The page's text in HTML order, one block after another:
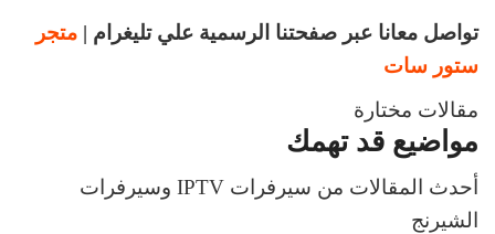
تواصل معانا عبر صفحتنا الرسمية علي تليغرام | متجر
ستور سات
مقالات مختارة
مواضيع قد تهمك
أحدث المقالات من سيرفرات IPTV وسيرفرات
الشيرنج